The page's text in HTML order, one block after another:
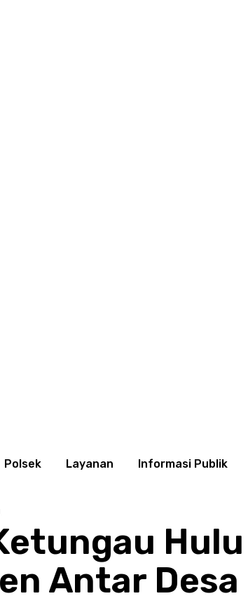
Polsek Layanan Informasi Publik
Antar Desa